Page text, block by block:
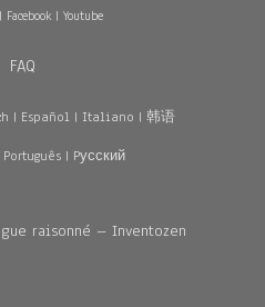
| Facebook| Youtube
FAQ
| Español | Italiano | 韩语
Português| Pусский
raisonné – Inventozen